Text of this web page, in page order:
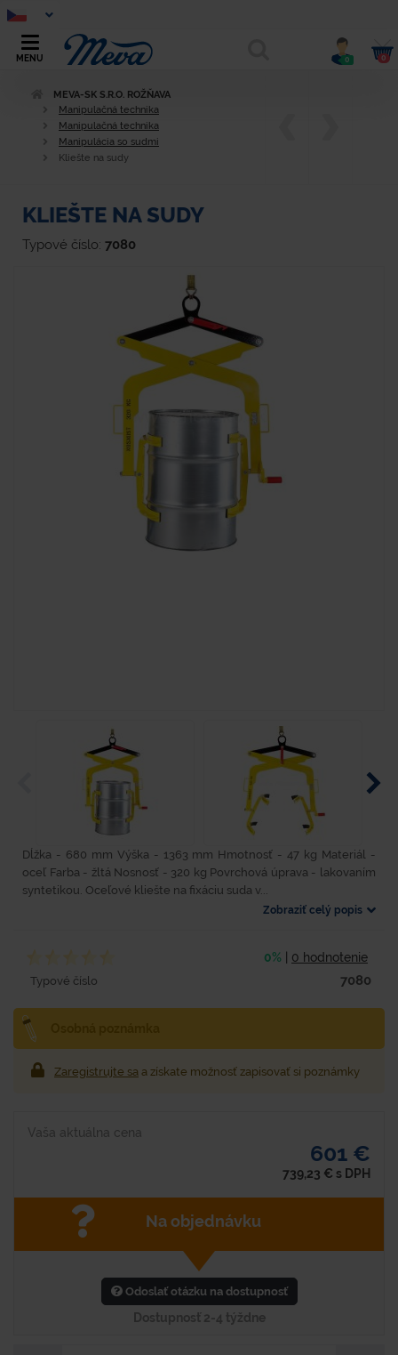
MENU 0 0
MEVA-SK S.R.O. ROŽŇAVA
Manipulačná technika
Manipulačná technika
Manipulácia so sudmi
Kliešte na sudy
KLIEŠTE NA SUDY
Typové číslo: 7080
Dĺžka - 680 mm Výška - 1363 mm Hmotnosť - 47 kg Materiál -
oceľ Farba - žltá Nosnosť - 320 kg Povrchová úprava - lakovaním
syntetikou. Oceľové kliešte na fixáciu suda v...
Zobraziť celý popis
0% 0 hodnotenie
Typové číslo 7080
Zaregistrujte sa a získate možnosť zapisovať si poznámky
Vaša aktuálna cena
601 €
739,23 € s DPH
Na objednávku
Odoslať otázku na dostupnosť
Dostupnosť 2-4 týždne